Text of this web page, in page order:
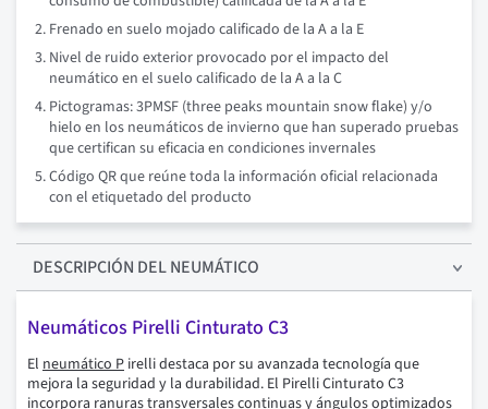
Frenado en suelo mojado calificado de la A a la E
Nivel de ruido exterior provocado por el impacto del
neumático en el suelo calificado de la A a la C
Pictogramas: 3PMSF (three peaks mountain snow flake) y/o
hielo en los neumáticos de invierno que han superado pruebas
que certifican su eficacia en condiciones invernales
Código QR que reúne toda la información oficial relacionada
con el etiquetado del producto
DESCRIPCIÓN DEL NEUMÁTICO
Neumáticos Pirelli Cinturato C3
El neumático P irelli destaca por su avanzada tecnología que
mejora la seguridad y la durabilidad. El Pirelli Cinturato C3
incorpora ranuras transversales continuas y ángulos optimizados